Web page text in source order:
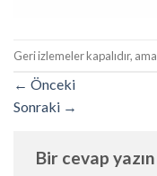
Geri izlemeler kapalıdır, ama
← Önceki
Sonraki →
Bir cevap yazın